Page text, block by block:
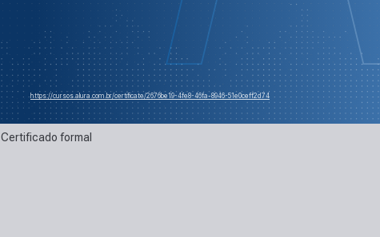
https://cursos.alura.com.br/certificate/2676be19-4fe8-46fa-8946-51e0ceff2d74
Certificado formal